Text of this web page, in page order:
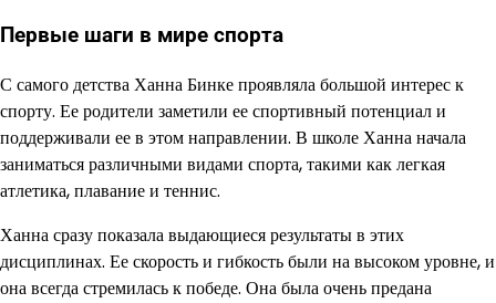
Первые шаги в мире спорта
С самого детства Ханна Бинке проявляла большой интерес к
спорту. Ее родители заметили ее спортивный потенциал и
поддерживали ее в этом направлении. В школе Ханна начала
заниматься различными видами спорта, такими как легкая
атлетика, плавание и теннис.
Ханна сразу показала выдающиеся результаты в этих
дисциплинах. Ее скорость и гибкость были на высоком уровне, и
она всегда стремилась к победе. Она была очень предана